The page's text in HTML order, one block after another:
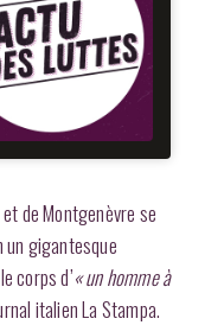
de Montgenèvre se
gigantesque
corps d’« un homme à
italien La Stampa.